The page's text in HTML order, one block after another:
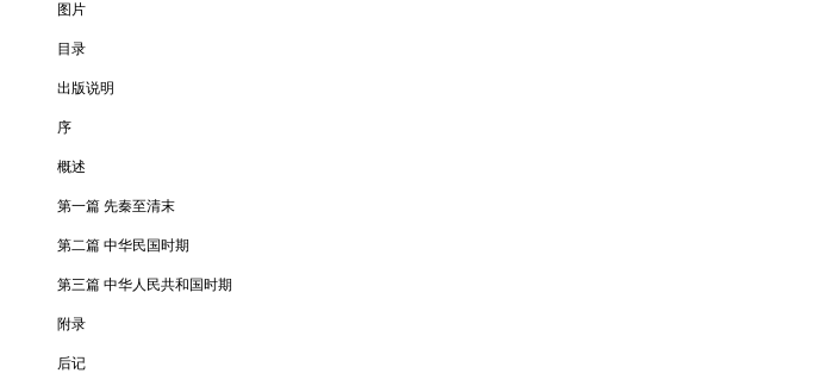
图片
目录
出版说明
序
概述
第一篇 先秦至清末
第二篇 中华民国时期
第三篇 中华人民共和国时期
附录
后记